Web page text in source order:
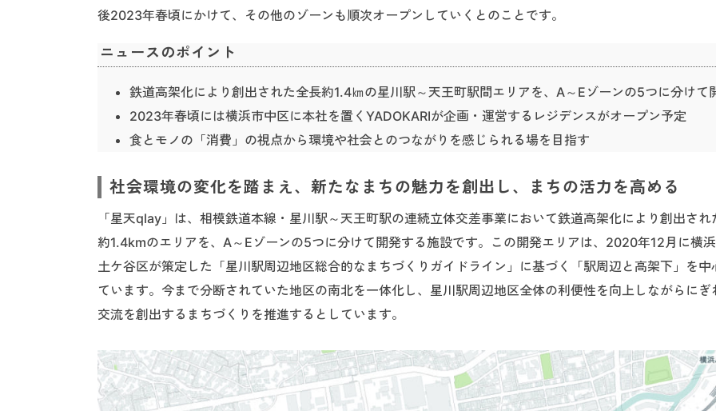
後2023年春頃にかけて、その他のゾーンも順次オープンしていくとのことです。
ニュースのポイント
鉄道高架化により創出された全長約1.4㎞の星川駅～天王町駅間エリアを、A～Eゾーンの5つに分けて
2023年春頃には横浜市中区に本社を置くYADOKARIが企画・運営するレジデンスがオープン予定
食とモノの「消費」の視点から環境や社会とのつながりを感じられる場を目指す
社会環境の変化を踏まえ、新たなまちの魅力を創出し、まちの活力を高める
「星天qlay」は、相模鉄道本線・星川駅～天王町駅の連続立体交差事業において鉄道高架化により創出され
約1.4kmのエリアを、A～Eゾーンの5つに分けて開発する施設です。この開発エリアは、2020年12月に横
土ケ谷区が策定した「星川駅周辺地区総合的なまちづくりガイドライン」に基づく「駅周辺と高架下」を中
ています。今まで分断されていた地区の南北を一体化し、星川駅周辺地区全体の利便性を向上しながらにぎ
交流を創出するまちづくりを推進するとしています。